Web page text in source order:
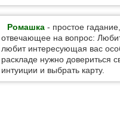
Ромашка - простое гадание,
отвечающее на вопрос:
любит интересующая вас
раскладе нужно довериться
интуиции и выбрать карту.